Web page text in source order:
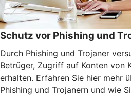
Schutz vor Phishing und
Durch Phishing und Trojaner
Betrüger, Zugriff auf Konten von
erhalten. Erfahren Sie hier mehr
Phishing und Trojanern und wie